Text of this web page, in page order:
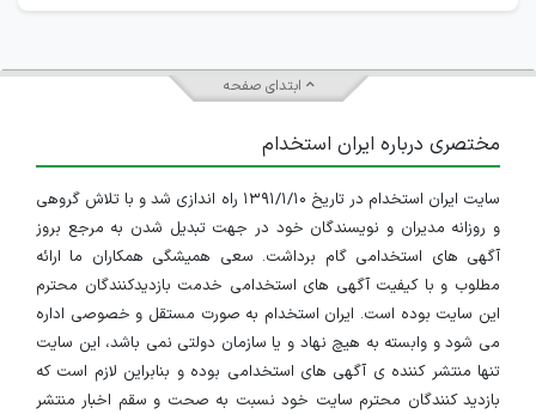
ابتدای صفحه
مختصری درباره ایران استخدام
سایت ایران استخدام در تاریخ ۱۳۹۱/۱/۱۰ راه اندازی شد و با تلاش گروهی
و روزانه مدیران و نویسندگان خود در جهت تبدیل شدن به مرجع بروز
آگهی های استخدامی گام برداشت. سعی همیشگی همکاران ما ارائه
مطلوب و با کیفیت آگهی های استخدامی خدمت بازدیدکنندگان محترم
این سایت بوده است. ایران استخدام به صورت مستقل و خصوصی اداره
می شود و وابسته به هیچ نهاد و یا سازمان دولتی نمی باشد، این سایت
تنها منتشر کننده ی آگهی های استخدامی بوده و بنابراین لازم است که
بازدید کنندگان محترم سایت خود نسبت به صحت و سقم اخبار منتشر